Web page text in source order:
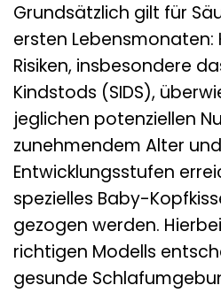
Grundsätzlich gilt für
ersten Lebensmonaten:
Risiken, insbesondere
Kindstods (SIDS),
jeglichen potenziellen
zunehmendem Alter
Entwicklungsstufen
spezielles Baby-
gezogen werden.
richtigen Modells
gesunde